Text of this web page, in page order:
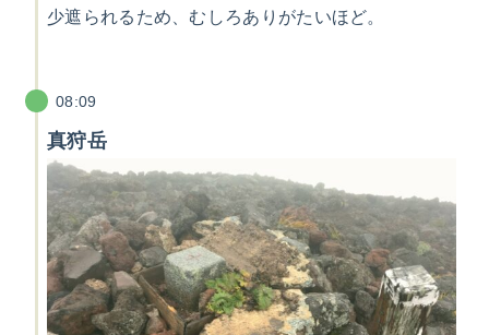
少遮られるため、むしろありがたいほど。
08:09
真狩岳